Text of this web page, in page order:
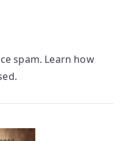
spam. Learn how